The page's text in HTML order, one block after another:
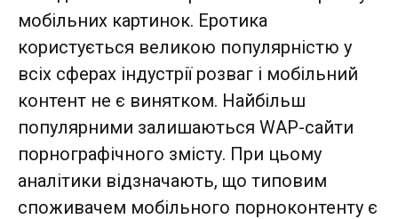
мобільних картинок. Еротика
користується великою популярністю у
всіх сферах індустрії розваг і мобільний
контент не є винятком. Найбільш
популярними залишаються WAP-сайти
порнографічного змісту. При цьому
аналітики відзначають, що типовим
споживачем мобільного порноконтенту є